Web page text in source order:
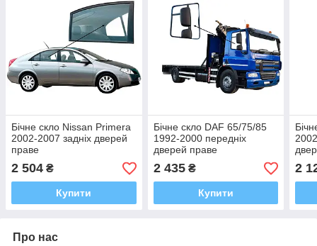
Бічне скло Nissan Primera
2002-2007 задніх дверей
праве
2 504 ₴
Купити
Бічне скло DAF 65/75/85
1992-2000 передніх
дверей праве
2 435₴
Купити
2
Про нас